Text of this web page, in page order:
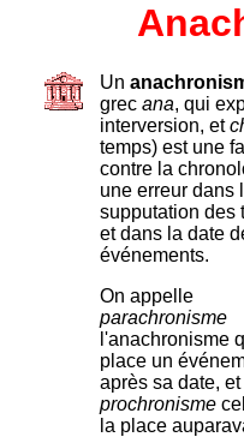
Un
grec ana, qui
interversion, et
temps) est une
contre la
une erreur dans
supputation des
et dans la date
événements.
On appelle
parachronisme
l'anachronisme
place un
après sa date, et
prochronisme
la place